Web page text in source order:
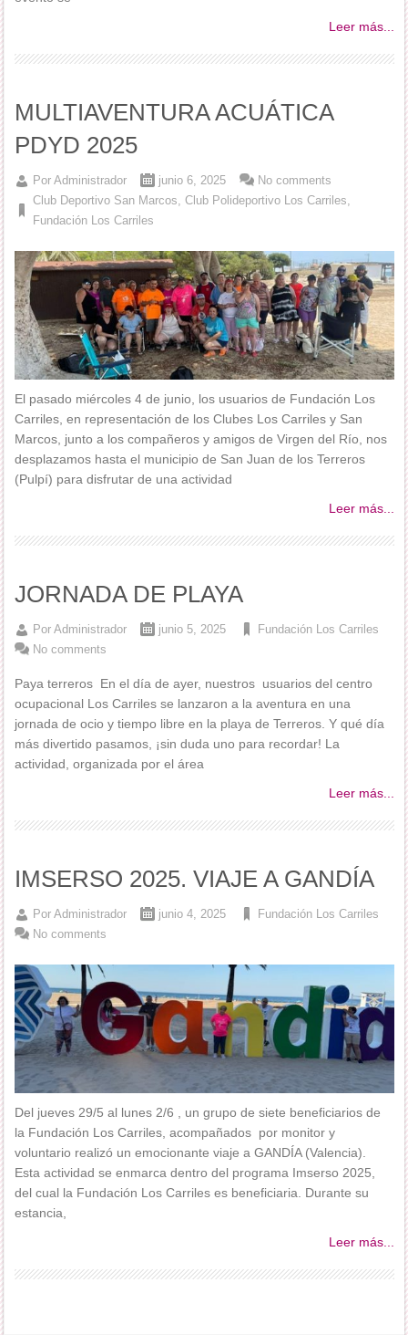
Leer más...
MULTIAVENTURA ACUÁTICA
PDYD 2025
PorAdministrador
junio 6, 2025
Club Deportivo San Marcos,Club Polideportivo Los Carriles,
Fundación Los Carriles
No comments
El pasado miércoles 4 de junio, los usuarios de Fundación Los
Carriles, en representación de los Clubes Los Carriles y San
Marcos, junto a los compañeros y amigos de Virgen del Río, nos
desplazamos hasta el municipio de San Juan de los Terreros
(Pulpí) para disfrutar de una actividad
Leer más...
JORNADA DE PLAYA
PorAdministrador junio 5, 2025
Fundación Los Carriles
No comments
Paya terreros En el día de ayer, nuestros usuarios del centro
ocupacional Los Carriles se lanzaron a la aventura en una
jornada de ocio y tiempo libre en la playa de Terreros. Y qué día
más divertido pasamos, ¡sin duda uno para recordar! La
actividad, organizada por el área
Leer más...
IMSERSO 2025. VIAJE A GANDÍA
PorAdministrador junio 4, 2025
Fundación Los Carriles
No comments
Del jueves 29/5 al lunes 2/6 , un grupo de siete beneficiarios de
la Fundación Los Carriles, acompañados por monitor y
voluntario realizó un emocionante viaje a GANDÍA (Valencia).
Esta actividad se enmarca dentro del programa Imserso 2025,
del cual la Fundación Los Carriles es beneficiaria. Durante su
estancia,
Leer más...